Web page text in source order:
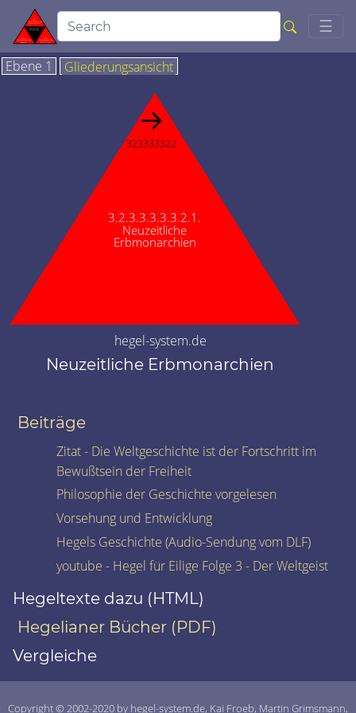
☰
Ebene 1 Gliederungsansicht
3.2.3.3.3.3.3.2.1.
Neuzeitliche
Erbmonarchien
→
323333322
hegel-system.de
Neuzeitliche Erbmonarchien
Beiträge
Zitat - Die Weltgeschichte ist der Fortschritt im
Bewußtsein der Freiheit
Philosophie der Geschichte vorgelesen
Vorsehung und Entwicklung
Hegels Geschichte (Audio-Sendung vom DLF)
youtube - Hegel für Eilige Folge 3 - Der Weltgeist
Hegeltexte dazu (HTML)
Hegelianer Bücher (PDF)
Vergleiche
Copyright © 2002-2020 by hegel-system.de, Kai Froeb, Martin Grimsmann,